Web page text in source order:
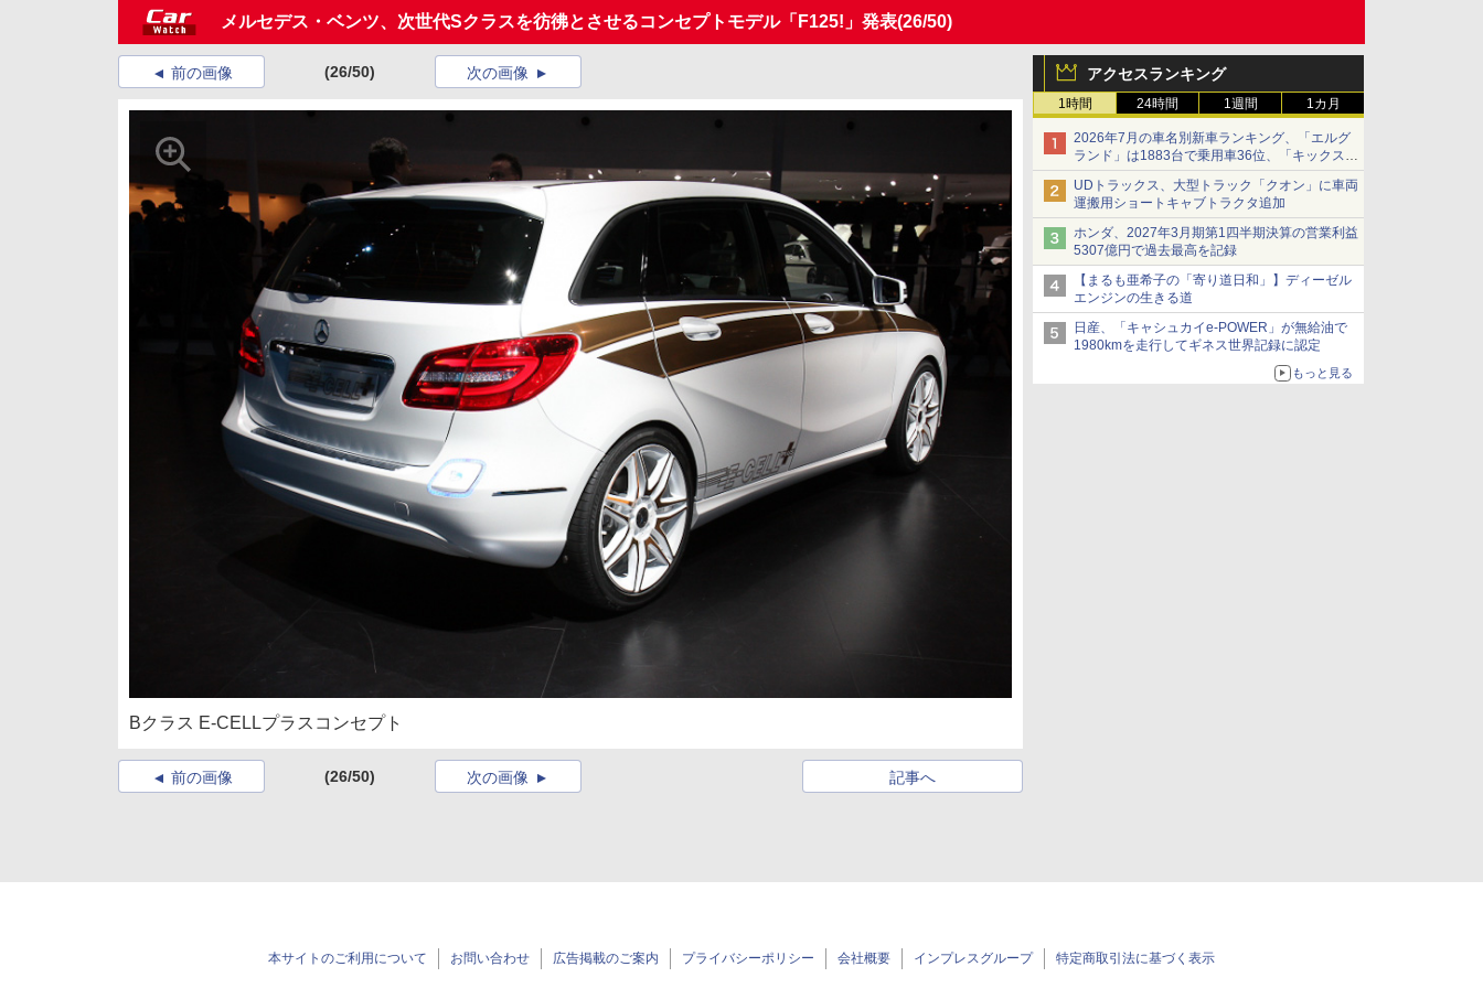
メルセデス・ベンツ、次世代Sクラスを彷彿とさせるコンセプトモデル「F125!」発表(26/50)
アクセスランキング
1時間 24時間 1週間 1カ月
2026年7月の車名別新車ランキング、「エルグ
ランド」は1883台で乗用車36位、「キックス」
は2591台で27位に
UDトラックス、大型トラック「クオン」に車両
運搬用ショートキャブトラクタ追加
ホンダ、2027年3月期第1四半期決算の営業利益
5307億円で過去最高を記録
【まるも亜希子の「寄り道日和」】ディーゼル
エンジンの生きる道
日産、「キャシュカイe-POWER」が無給油で
1980kmを走行してギネス世界記録に認定
もっと見る
前の画像 (26/50) 次の画像
Bクラス E-CELLプラスコンセプト
前の画像 (26/50) 記事へ
次の画像
本サイトのご利用について お問い合わせ 広告掲載のご案内 プライバシーポリシー 会社概要 インプレスグループ 特定商取引法に基づく表示